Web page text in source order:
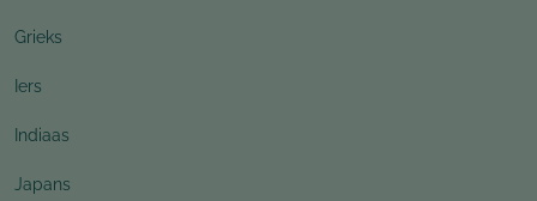
Grieks
Iers
Indiaas
Japans